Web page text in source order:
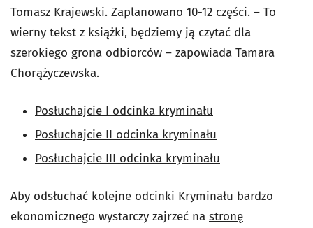
Tomasz Krajewski. Zaplanowano 10-12 części. – To
wierny tekst z książki, będziemy ją czytać dla
szerokiego grona odbiorców – zapowiada Tamara
Chorążyczewska.
Posłuchajcie I odcinka kryminału
Posłuchajcie II odcinka kryminału
Posłuchajcie III odcinka kryminału
Aby odsłuchać kolejne odcinki Kryminału bardzo
ekonomicznego wystarczy zajrzeć na stronę